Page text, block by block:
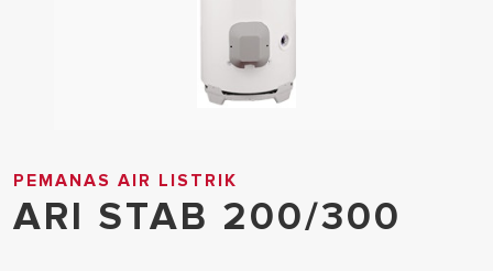
PEMANAS AIR LISTRIK
ARI STAB 200/300